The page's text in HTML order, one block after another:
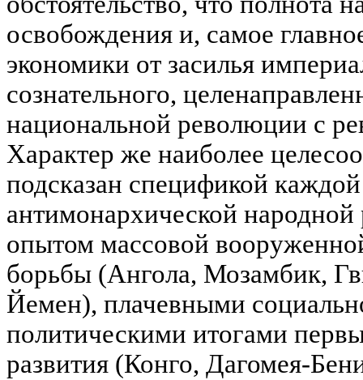
освобождения и, самое
экономики от засилья
сознательного,
национальной революции с
Характер же наиболее
подсказан спецификой
антимонархической
опытом массовой
борьбы (Ангола, Мозамбик,
Йемен), плачевными
политическими итогами
развития (Конго, Дагомея-